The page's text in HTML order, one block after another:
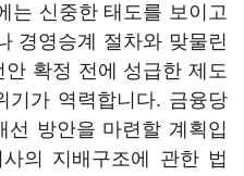
는 신중한 태도를 보이고
경영승계 절차와 맞물린
확정 전에 성급한 제도
기가 역력합니다. 금융당
선 방안을 마련할 계획입
의 지배구조에 관한 법